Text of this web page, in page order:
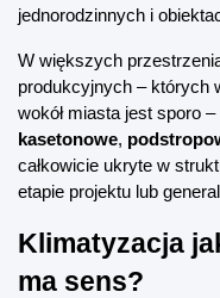
jednorodzinnych i
W większych
produkcyjnych – których
kasetonowe,
całkowicie ukryte w
etapie projektu lub
Klimatyzacja
ma sens?